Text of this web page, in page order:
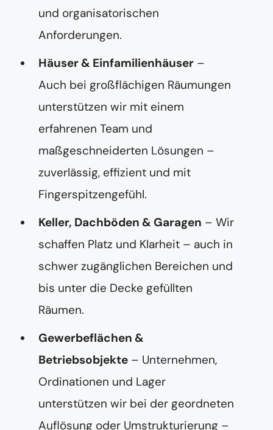
und organisatorischen
Anforderungen.
Häuser & Einfamilienhäuser –
Auch bei großflächigen Räumungen
unterstützen wir mit einem
erfahrenen Team und
maßgeschneiderten Lösungen –
zuverlässig, effizient und mit
Fingerspitzengefühl.
Keller, Dachböden & Garagen – Wir
schaffen Platz und Klarheit – auch in
schwer zugänglichen Bereichen und
bis unter die Decke gefüllten
Räumen.
Gewerbeflächen &
Betriebsobjekte – Unternehmen,
Ordinationen und Lager
unterstützen wir bei der geordneten
Auflösung oder Umstrukturierung –